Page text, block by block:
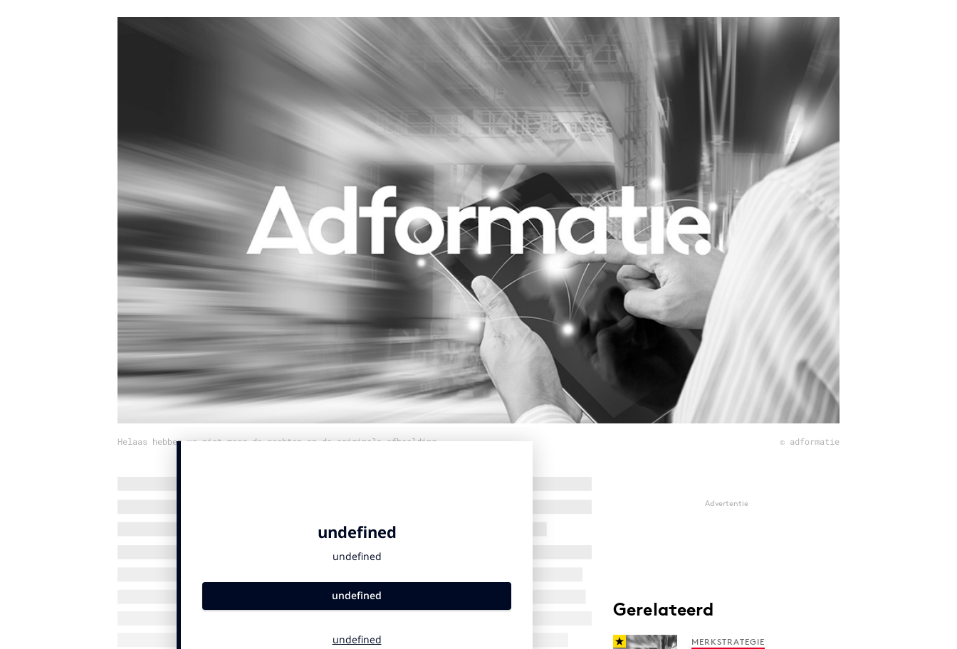
Gedragsverandering
Interne communicatie
Purpose Marketing
Reputatie & crisis
Helaas hebben we niet meer de rechten op de originele afbeelding © adformatie
Advertentie
Gerelateerd
MERKSTRATEGIE